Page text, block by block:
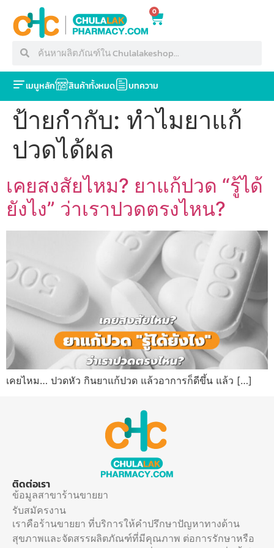
0
เมนูหลัก สินค้าทั้งหมด บทความ
ป้ายกำกับ: ทำไมยาแก้
ปวดได้ผล
เคยสงสัยไหม? ยาแก้ปวด “รู้ได้
ยังไง” ว่าเราปวดตรงไหน?
เคยไหม… ปวดหัว กินยาแก้ปวด แล้วอาการก็ดีขึ้น แล้ว […]
ติดต่อเรา
ข้อมูลสาขาร้านขายยา
รับสมัครงาน
เราคือร้านขายยา ที่บริการให้คำปรึกษาปัญหาทางด้าน
สุขภาพและจัดสรรผลิตภัณฑ์ที่มีคุณภาพ ต่อการรักษาหรือ